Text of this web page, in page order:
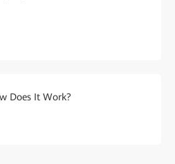
Does It Work?